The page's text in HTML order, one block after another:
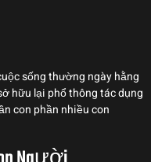
sống thường ngày hằng
hữu lại phổ thông tác dụng
con phần nhiều con